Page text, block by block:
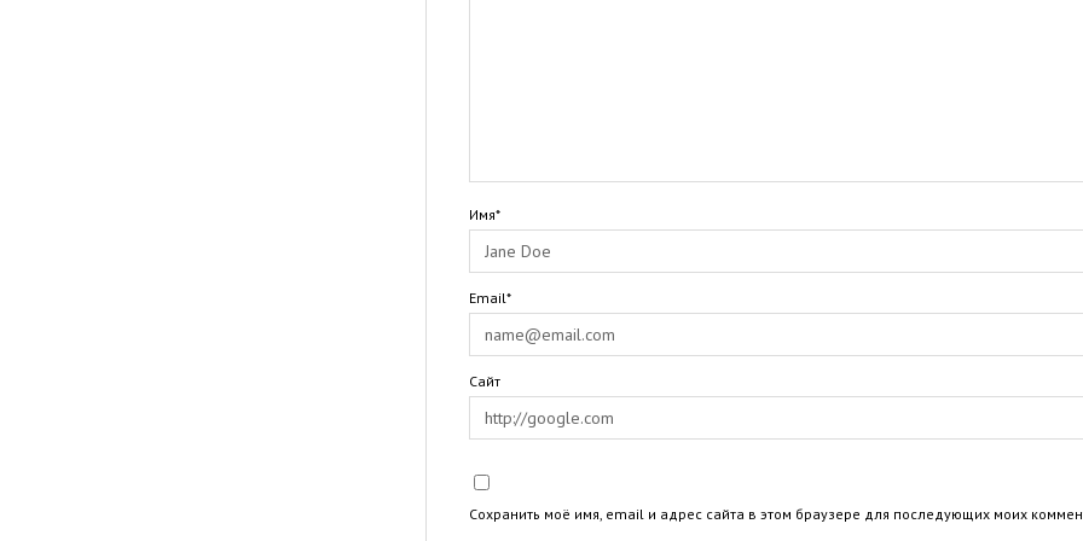
Имя*
Email*
Сайт
Сохранить моё имя, email и адрес сайта в этом браузере для последующих моих